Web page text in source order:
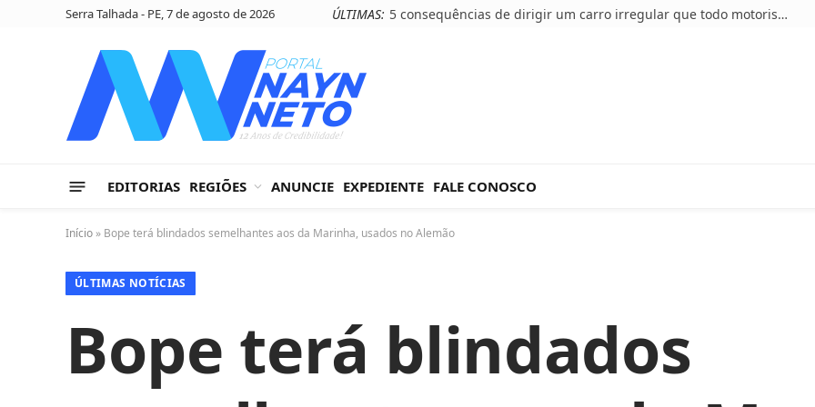
Serra Talhada - PE, 7 de agosto de 2026 ÚLTIMAS: 5 consequências de dirigir um carro irregular que todo motorista deve conhecer
EDITORIAS REGIÕES ANUNCIE EXPEDIENTE FALE CONOSCO
Início » Bope terá blindados semelhantes aos da Marinha, usados no Alemão
ÚLTIMAS NOTÍCIAS
Bope terá blindados